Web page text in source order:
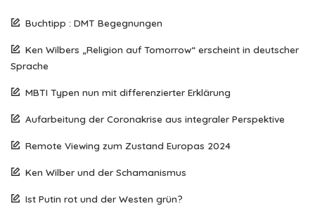
Buchtipp : DMT Begegnungen
Ken Wilbers „Religion auf Tomorrow“ erscheint in deutscher
Sprache
MBTI Typen nun mit differenzierter Erklärung
Aufarbeitung der Coronakrise aus integraler Perspektive
Remote Viewing zum Zustand Europas 2024
Ken Wilber und der Schamanismus
Ist Putin rot und der Westen grün?